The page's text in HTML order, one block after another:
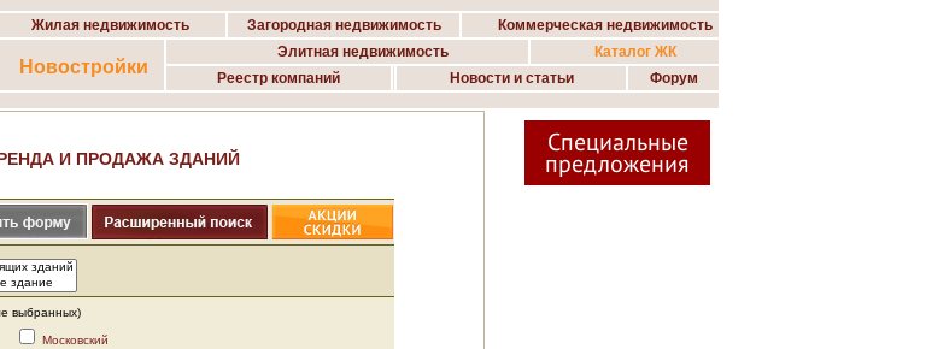
Жилая недвижимость Загородная недвижимость Коммерческая недвижимость
Новостройки
Элитная недвижимость
Каталог ЖК
Реестр компаний
Новости и статьи Форум
И ПРОДАЖА ЗДАНИЙ
выбранных)
Московский
Специальные
предложения